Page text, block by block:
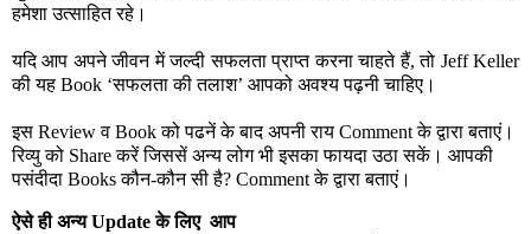
हमेशा उत्साहित रहे।
यदि आप अपने जीवन में जल्दी सफलता प्राप्त करना चाहते हैं, तो Jeff Keller
की यह Book ‘सफलता की तलाश’ आपको अवश्य पढ़नी चाहिए।
इस Reviewव Bookको पढनें के बाद अपनी राय Commentके द्वारा बताएं।
रिव्यु को Shareकरें जिससें अन्य लोग भी इसका फायदा उठा सकें। आपकी
पसंदीदा Booksकौन-कौन सी है? Commentके द्वारा बताएं।
ऐसे ही अन्य Update के लिए आप